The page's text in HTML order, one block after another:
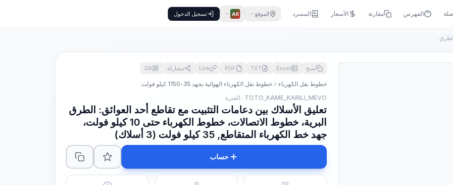
الفهرس مقارنة الأسعار المسرد الموقع AR تسجيل الدخول
نسخ Excel
TXT
PDF
Link مشاركة QR
خطوط نقل الكهرباء
خطوط نقل الكهرباء الهوائية بجهد 35-1150 كيلو فولت
TOTO_KAME_KARILI_MEVO · الفترة
تعليق الأسلاك بين دعامات التثبيت مع تقاطع أحد العوائق: الطرق
البرية، خطوط الاتصالات، خطوط الكهرباء حتى 10 كيلو فولت،
جهد خط الكهرباء المتقاطع, 35 كيلو فولت (3 أسلاك)
حساب